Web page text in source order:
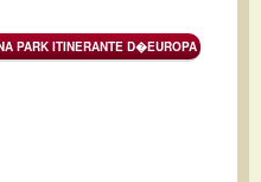
PARK ITINERANTE D�EUROPA